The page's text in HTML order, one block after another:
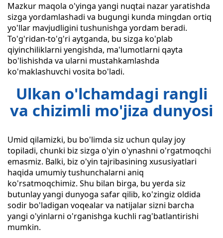
Mazkur maqola o'yinga yangi nuqtai nazar yaratishda
sizga yordamlashadi va bugungi kunda mingdan ortiq
yo'llar mavjudligini tushunishga yordam beradi.
To'g'ridan-to'g'ri aytganda, bu sizga ko'plab
qiyinchiliklarni yengishda, ma'lumotlarni qayta
bo'lishishda va ularni mustahkamlashda
ko'maklashuvchi vosita bo'ladi.
Ulkan o'lchamdagi rangli
va chizimli mo'jiza dunyosi
Umid qilamizki, bu bo'limda siz uchun qulay joy
topiladi, chunki biz sizga o'yin o'ynashni o'rgatmoqchi
emasmiz. Balki, biz o'yin tajribasining xususiyatlari
haqida umumiy tushunchalarni aniq
ko'rsatmoqchimiz. Shu bilan birga, bu yerda siz
butunlay yangi dunyoga safar qilib, ko'zingiz oldida
sodir bo'ladigan voqealar va natijalar sizni barcha
yangi o'yinlarni o'rganishga kuchli rag'batlantirishi
mumkin.